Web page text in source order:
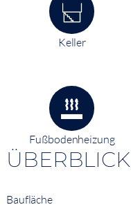
Keller
Fußbodenheizung
ÜBERBLICK
Baufläche